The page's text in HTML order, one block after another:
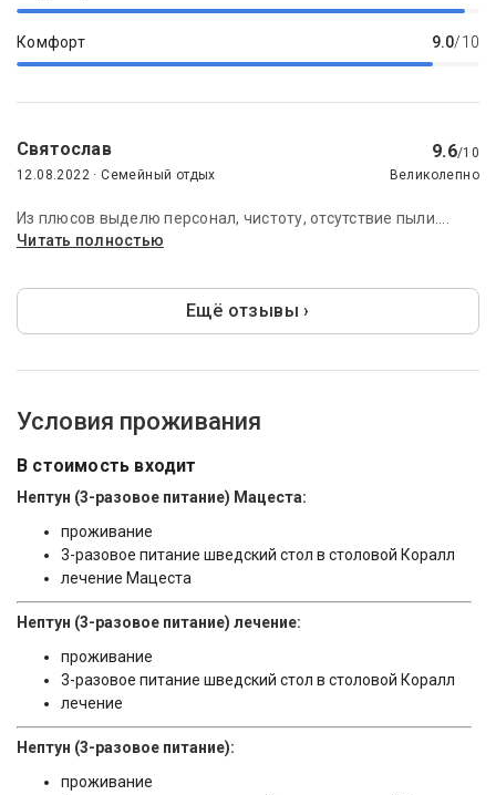
Комфорт 9.0/10
Святослав 9.6/10
12.08.2022 · Семейный отдых
Великолепно
Из плюсов выделю персонал, чистоту, отсутствие пыли....
Читать полностью
Ещё отзывы ›
Условия проживания
В стоимость входит
Нептун (3-разовое питание) Мацеста:
проживание
3-разовое питание шведский стол в столовой Коралл
лечение Мацеста
Нептун (3-разовое питание) лечение:
проживание
3-разовое питание шведский стол в столовой Коралл
лечение
Нептун (3-разовое питание):
проживание